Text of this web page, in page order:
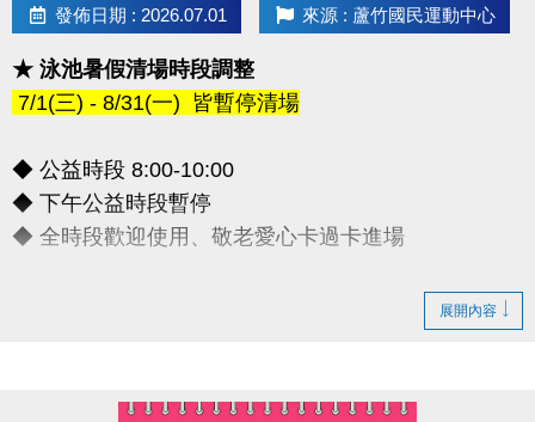
發佈日期 : 2026.07.01 來源 : 蘆竹國民運動中心
★ 泳池暑假清場時段調整
7/1(三) - 8/31(一) 皆暫停清場
◆ 公益時段 8:00-10:00
◆ 下午公益時段暫停
◆ 全時段歡迎使用、敬老愛心卡過卡進場
-洽詢專線：03-2639066 #112
展開內容